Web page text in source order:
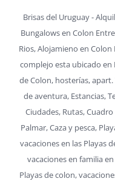
Brisas del Uruguay -
Bungalows en Colon
Rios, Alojamieno en Colon
complejo esta ubicado en
de Colon, hosterías,
de aventura, Estancias,
Ciudades, Rutas,
Palmar, Caza y pesca,
vacaciones en las Playas
vacaciones en familia